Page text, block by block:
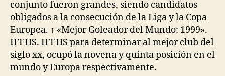
conjunto fueron grandes, siendo candidatos
obligados a la consecución de la Liga y la Copa
Europea. ↑ «Mejor Goleador del Mundo: 1999».
IFFHS. IFFHS para determinar al mejor club del
siglo xx, ocupó la novena y quinta posición en el
mundo y Europa respectivamente.